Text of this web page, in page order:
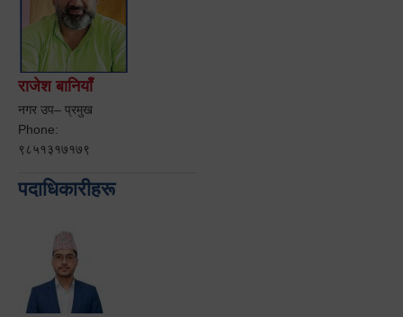
राजेश बानियाँ
नगर उप– प्रमुख
Phone:
९८५१३१७१७९
पदाधिकारीहरू